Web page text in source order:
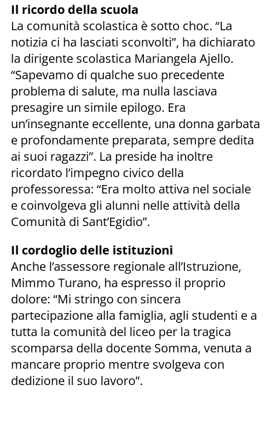
Il ricordo della scuola
La comunità scolastica è sotto choc. “La
notizia ci ha lasciati sconvolti”, ha dichiarato
la dirigente scolastica Mariangela Ajello.
“Sapevamo di qualche suo precedente
problema di salute, ma nulla lasciava
presagire un simile epilogo. Era
un’insegnante eccellente, una donna garbata
e profondamente preparata, sempre dedita
ai suoi ragazzi”. La preside ha inoltre
ricordato l’impegno civico della
professoressa: “Era molto attiva nel sociale
e coinvolgeva gli alunni nelle attività della
Comunità di Sant’Egidio”.
Il cordoglio delle istituzioni
Anche l’assessore regionale all’Istruzione,
Mimmo Turano, ha espresso il proprio
dolore: “Mi stringo con sincera
partecipazione alla famiglia, agli studenti e a
tutta la comunità del liceo per la tragica
scomparsa della docente Somma, venuta a
mancare proprio mentre svolgeva con
dedizione il suo lavoro”.